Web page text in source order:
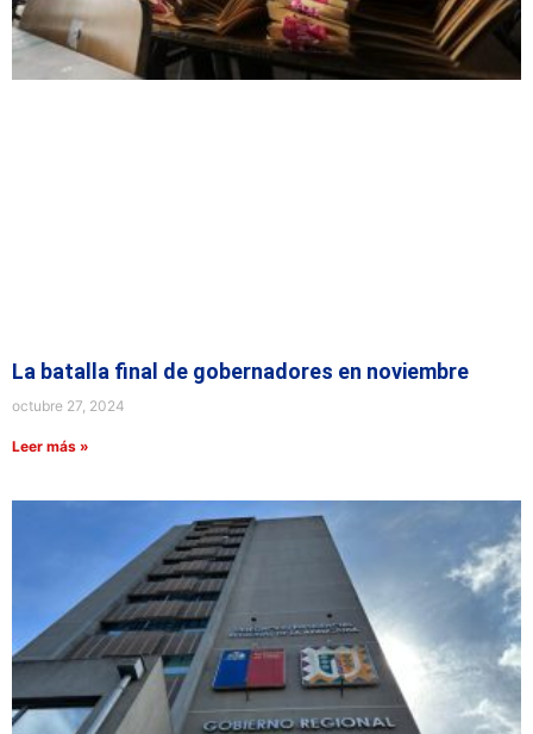
La batalla final de gobernadores en noviembre
octubre 27, 2024
Leer más »